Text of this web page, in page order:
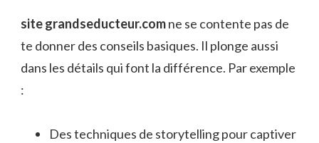
site grandseducteur.comne se contente pas de
te donner des conseils basiques. Il plonge aussi
dans les détails qui font la différence. Par exemple
:
Des techniques de storytelling pour captiver